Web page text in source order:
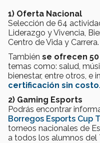
1) Oferta Nacional
Selección de 64
Liderazgo y Vivencia,
Centro de Vida y Carrera.
También se ofrecen
temas como: salud,
bienestar, entre otros, e
certificación sin
2) Gaming Esports
Podrás encontrar
Borregos Esports Cup
torneos nacionales de
a todos los alumnos del